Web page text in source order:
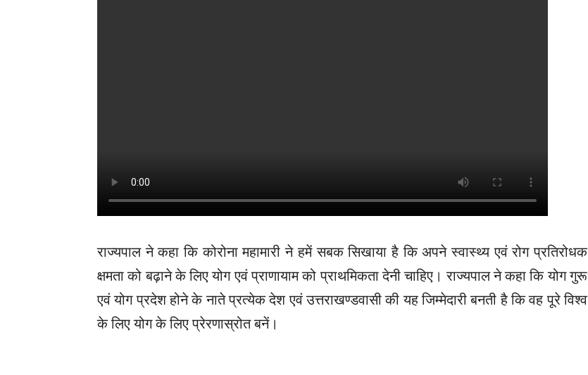
राज्यपाल ने कहा कि कोरोना महामारी ने हमें सबक सिखाया है कि अपने स्वास्थ्य एवं रोग प्रतिरोधक
क्षमता को बढ़ाने के लिए योग एवं प्राणायाम को प्राथमिकता देनी चाहिए। राज्यपाल ने कहा कि योग गुरू
एवं योग प्रदेश होने के नाते प्रत्येक देश एवं उत्तराखण्डवासी की यह जिम्मेदारी बनती है कि वह पूरे विश्व
के लिए योग के लिए प्रेरणास्रोत बनें।